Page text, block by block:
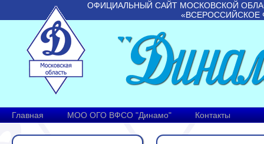
ОФИЦИАЛЬНЫЙ САЙТ МОСКОВСКОЙ
«ВСЕРОССИЙСКОЕ
Главная МОО ОГО ВФСО "Динамо" Контакты